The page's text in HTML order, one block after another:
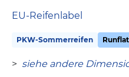
EU-Reifenlabel
PKW-Sommerreifen Runflat
> siehe andere